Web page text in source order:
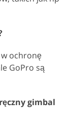
ochronę
GoPro są
gimbal